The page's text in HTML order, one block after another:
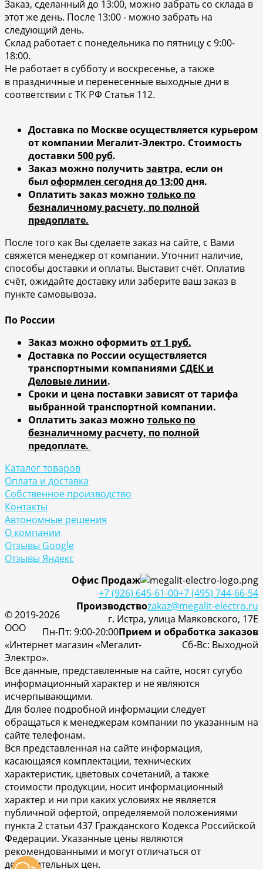
Заказ, сделанный до 13:00, можно забрать со склада в
этот же день. После 13:00 - можно забрать на
следующий день.
Склад работает с понедельника по пятницу с 9:00-
18:00.
Не работает в субботу и воскресенье, а также
в праздничные и перенесенные выходные дни в
соответствии с ТК РФ Статья 112.
Доставка по Москве осуществляется курьером
от компании Мегалит-Электро. Стоимость
доставки 500 руб.
Заказ можно получитьзавтра, если он
был оформлен сегодня до 13:00дня.
Оплатить заказ можнотолько по
безналичному расчету, по полной
предоплате.
После того как Вы сделаете заказ на сайте, с Вами
свяжется менеджер от компании. Уточнит наличие,
способы доставки и оплаты. Выставит счёт. Оплатив
счёт, ожидайте доставку или заберите ваш заказ в
пункте самовывоза.
По России
Заказ можно оформитьот 1 руб.
Доставка по России осуществляется
транспортными компаниями СДЕК и
Деловые линии.
Сроки и цена поставки зависят от тарифа
выбранной транспортной компании.
Оплатить заказ можнотолько по
безналичному расчету, по полной
предоплате.
Каталог товаров
Оплата и доставка
Собственное производство
Контакты
Автономные решения
О компании
Отзывы Google
Отзывы Яндекс
Офис Продаж
+7 (495) 744-66-54
+7 (926) 645-61-00
zakaz@megalit-electro.ru
Производство
г. Истра, улица Маяковского, 17Е
Прием и обработка заказов
Пн-Пт: 9:00-20:00
Cб-Вс: Выходной
© 2019-2026
ООО
«Интернет магазин «Мегалит-
Электро».
Все данные, представленные на сайте, носят сугубо
информационный характер и не являются
исчерпывающими.
Для более подробной информации следует
обращаться к менеджерам компании по указанным на
сайте телефонам.
Вся представленная на сайте информация,
касающаяся комплектации, технических
характеристик, цветовых сочетаний, а также
стоимости продукции, носит информационный
характер и ни при каких условиях не является
публичной офертой, определяемой положениями
пункта 2 статьи 437 Гражданского Кодекса Российской
Федерации. Указанные цены являются
рекомендованными и могут отличаться от
действительных цен.